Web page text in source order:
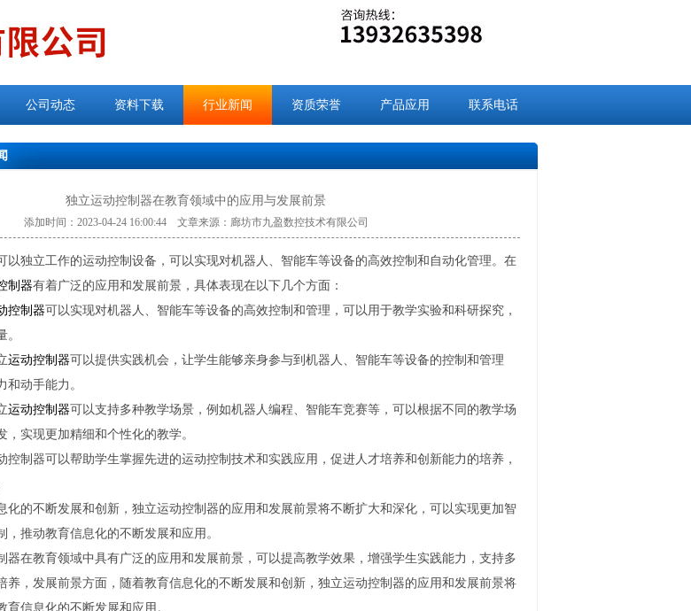
公司动态 资料下载 行业新闻 资质荣誉 产品应用 联系电话
独立运动控制器在教育领域中的应用与发展前景
添加时间：2023-04-24 16:00:44 文章来源：廊坊市九盈数控技术有限公司
以独立工作的运动控制设备，可以实现对机器人、智能车等设备的高效控制和自动化管理。在
制器有着广泛的应用和发展前景，具体表现在以下几个方面：
控制器可以实现对机器人、智能车等设备的高效控制和管理，可以用于教学实验和科研探究，
。
运动控制器可以提供实践机会，让学生能够亲身参与到机器人、智能车等设备的控制和管理
和动手能力。
运动控制器可以支持多种教学场景，例如机器人编程、智能车竞赛等，可以根据不同的教学场
，实现更加精细和个性化的教学。
控制器可以帮助学生掌握先进的运动控制技术和实践应用，促进人才培养和创新能力的培养，
化的不断发展和创新，独立运动控制器的应用和发展前景将不断扩大和深化，可以实现更加智
，推动教育信息化的不断发展和应用。
器在教育领域中具有广泛的应用和发展前景，可以提高教学效果，增强学生实践能力，支持多
养，发展前景方面，随着教育信息化的不断发展和创新，独立运动控制器的应用和发展前景将
育信息化的不断发展和应用。